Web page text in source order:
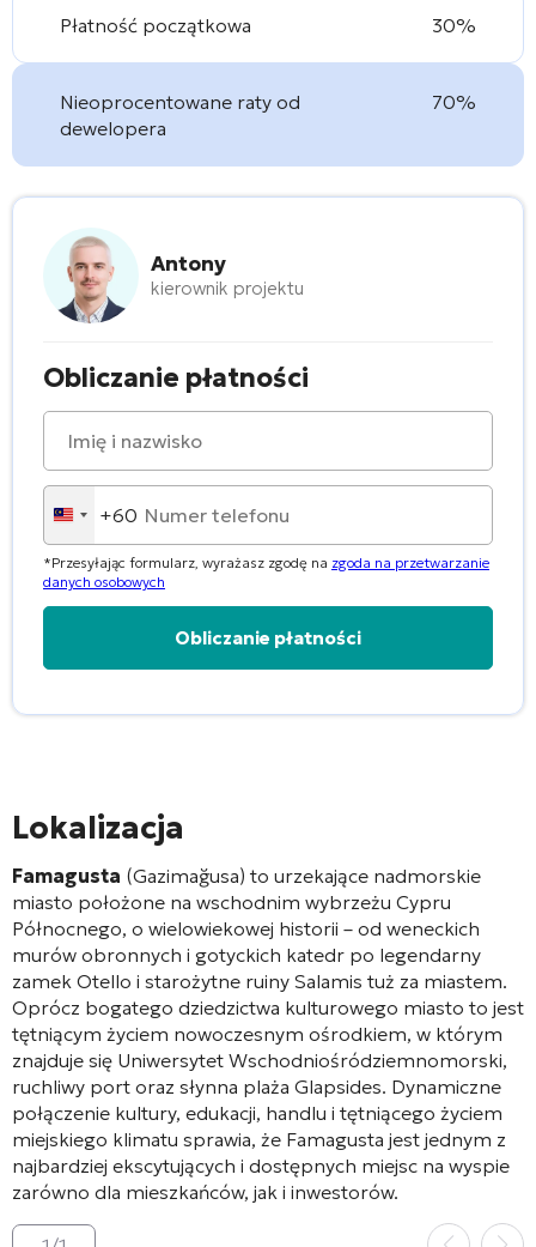
Płatność początkowa 30%
Nieoprocentowane raty od
dewelopera
70%
Antony
kierownik projektu
Obliczanie płatności
Malaysia
+60
+60
*Przesyłając formularz, wyrażasz zgodę na zgoda na przetwarzanie
danych osobowych
Lokalizacja
Famagusta (Gazimağusa) to urzekające nadmorskie
miasto położone na wschodnim wybrzeżu Cypru
Północnego, o wielowiekowej historii – od weneckich
murów obronnych i gotyckich katedr po legendarny
zamek Otello i starożytne ruiny Salamis tuż za miastem.
Oprócz bogatego dziedzictwa kulturowego miasto to jest
tętniącym życiem nowoczesnym ośrodkiem, w którym
znajduje się Uniwersytet Wschodniośródziemnomorski,
ruchliwy port oraz słynna plaża Glapsides. Dynamiczne
połączenie kultury, edukacji, handlu i tętniącego życiem
miejskiego klimatu sprawia, że Famagusta jest jednym z
najbardziej ekscytujących i dostępnych miejsc na wyspie
zarówno dla mieszkańców, jak i inwestorów.